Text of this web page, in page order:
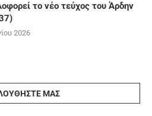
το νέο τεύχος του Άρδην
2026
ΜΑΣ